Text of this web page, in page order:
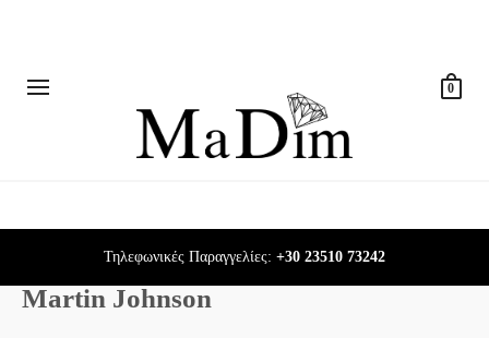
0
Τηλεφωνικές Παραγγελίες: +30 23510 73242
Martin Johnson